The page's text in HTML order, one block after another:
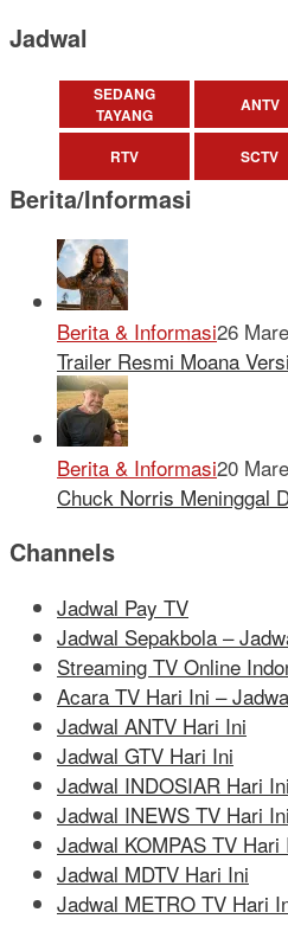
Jadwal
SEDANG
TAYANG
ANTV
RTV SCTV
Berita/Informasi
Berita & Informasi26
Trailer Resmi Moana
Berita & Informasi20
Chuck Norris Meninggal
Channels
Jadwal Pay TV
Jadwal Sepakbola –
Streaming TV Online
Acara TV Hari Ini –
Jadwal ANTV Hari Ini
Jadwal GTV Hari Ini
Jadwal INDOSIAR Hari Ini
Jadwal INEWS TV Hari Ini
Jadwal KOMPAS TV Hari
Jadwal MDTV Hari Ini
Jadwal METRO TV Hari